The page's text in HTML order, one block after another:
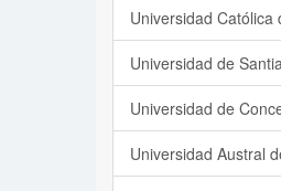
Universidad Católica
Universidad de
Universidad de
Universidad Austral